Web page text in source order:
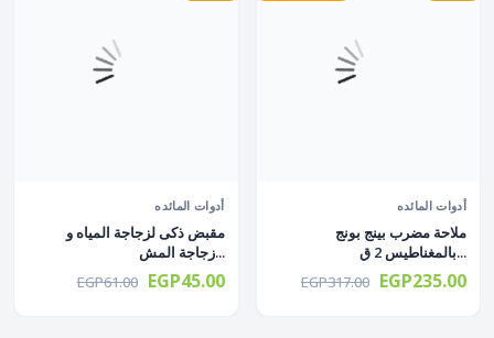
أدوات المائده
مقبض ذكى لزجاجة المياه و
زجاجة المش...
EGP61.00 EGP45.00
أدوات المائده
ملاحة مضرب بينج بونج
بالمغناطيس 2 ق...
EGP317.00 EGP235.00